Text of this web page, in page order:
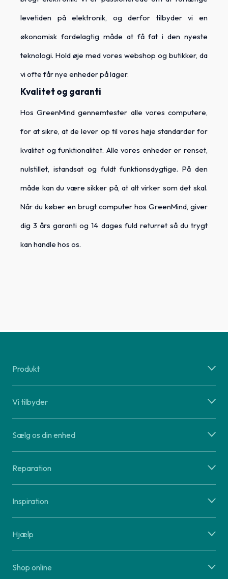
levetiden på elektronik, og derfor tilbyder vi en
økonomisk fordelagtig måde at få fat i den nyeste
teknologi. Hold øje med vores webshop og butikker, da
vi ofte får nye enheder på lager.
Kvalitet og garanti
Hos GreenMind gennemtester alle vores computere,
for at sikre, at de lever op til vores høje standarder for
kvalitet og funktionalitet. Alle vores enheder er renset,
nulstillet, istandsat og fuldt funktionsdygtige. På den
måde kan du være sikker på, at alt virker som det skal.
Når du køber en brugt computer hos GreenMind, giver
dig 3 års garanti og 14 dages fuld returret så du trygt
kan handle hos os.
Produkt
Vi tilbyder
Sælg os din enhed
Reparation
Inspiration
Hjælp
Shop online